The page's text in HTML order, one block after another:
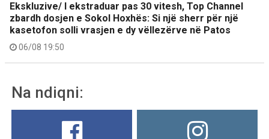
Ekskluzive/ I ekstraduar pas 30 vitesh, Top Channel
zbardh dosjen e Sokol Hoxhës: Si një sherr për një
kasetofon solli vrasjen e dy vëllezërve në Patos
06/08 19:50
Na ndiqni: